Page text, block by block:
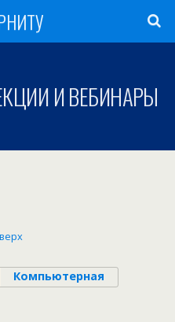
И ВЕБИНАРЫ
Компьютерная